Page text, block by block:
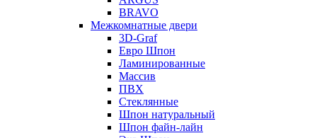
BRAVO
Межкомнатные двери
3D-Graf
Евро Шпон
Ламинированные
Массив
ПВХ
Стеклянные
Шпон натуральный
Шпон файн-лайн